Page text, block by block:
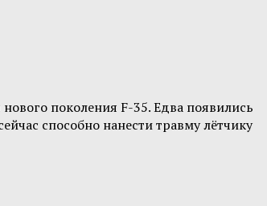
поколения F-35. Едва появились
способно нанести травму лётчику